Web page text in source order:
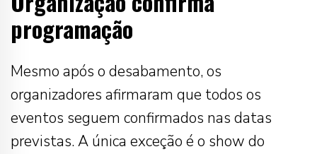
programação
Mesmo após o desabamento, os
organizadores afirmaram que todos os
eventos seguem confirmados nas datas
previstas. A única exceção é o show do